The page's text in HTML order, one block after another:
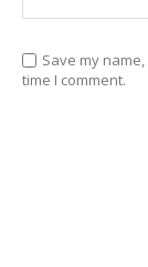
Save my
time I comment.